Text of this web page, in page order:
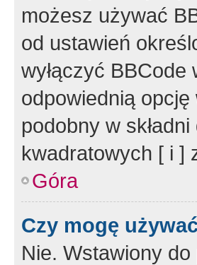
możesz używać
od ustawień
wyłączyć
odpowiednią
podobny w
kwadratowych [ i ]
Góra
Czy mogę
Nie. Wstawiony